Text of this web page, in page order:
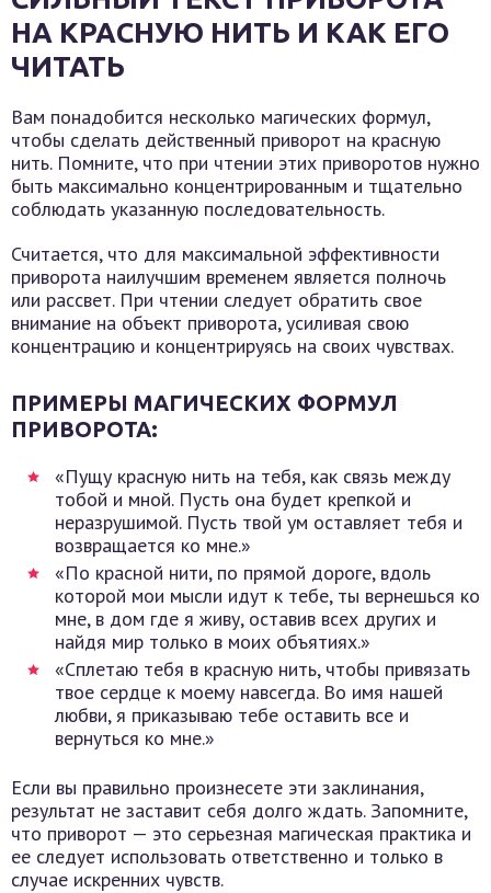
НА КРАСНУЮ НИТЬ И КАК ЕГО
ЧИТАТЬ
Вам понадобится несколько магических формул,
чтобы сделать действенный приворот на красную
нить. Помните, что при чтении этих приворотов нужно
быть максимально концентрированным и тщательно
соблюдать указанную последовательность.
Считается, что для максимальной эффективности
приворота наилучшим временем является полночь
или рассвет. При чтении следует обратить свое
внимание на объект приворота, усиливая свою
концентрацию и концентрируясь на своих чувствах.
ПРИМЕРЫ МАГИЧЕСКИХ ФОРМУЛ
ПРИВОРОТА:
«Пущу красную нить на тебя, как связь между
тобой и мной. Пусть она будет крепкой и
неразрушимой. Пусть твой ум оставляет тебя и
возвращается ко мне.»
«По красной нити, по прямой дороге, вдоль
которой мои мысли идут к тебе, ты вернешься ко
мне, в дом где я живу, оставив всех других и
найдя мир только в моих объятиях.»
«Сплетаю тебя в красную нить, чтобы привязать
твое сердце к моему навсегда. Во имя нашей
любви, я приказываю тебе оставить все и
вернуться ко мне.»
Если вы правильно произнесете эти заклинания,
результат не заставит себя долго ждать. Запомните,
что приворот — это серьезная магическая практика и
ее следует использовать ответственно и только в
случае искренних чувств.